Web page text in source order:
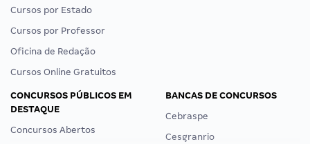
Cursos por Estado
Cursos por Professor
Oficina de Redação
Cursos Online Gratuitos
CONCURSOS PÚBLICOS EM
DESTAQUE
Concursos Abertos
BANCAS DE CONCURSOS
Cebraspe
Cesgranrio